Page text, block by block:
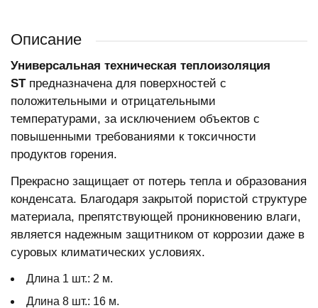
Описание
Универсальная техническая теплоизоляция
STпредназначена для поверхностей с
положительными и отрицательными
температурами, за исключением объектов с
повышенными требованиями к токсичности
продуктов горения.
Прекрасно защищает от потерь тепла и образования
конденсата. Благодаря закрытой пористой структуре
материала, препятствующей проникновению влаги,
является надежным защитником от коррозии даже в
суровых климатических условиях.
Длина 1 шт.: 2 м.
Длина 8 шт.: 16 м.